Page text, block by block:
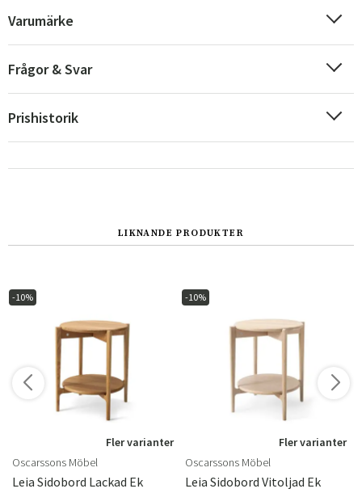
Sverige
Danmark
Varumärke
Frågor & Svar
Prishistorik
LIKNANDE PRODUKTER
-10%
Fler varianter
Oscarssons Möbel
Leia Sidobord Lackad Ek
-10%
Fler varianter
Oscarssons Möbel
Leia Sidobord Vitoljad Ek